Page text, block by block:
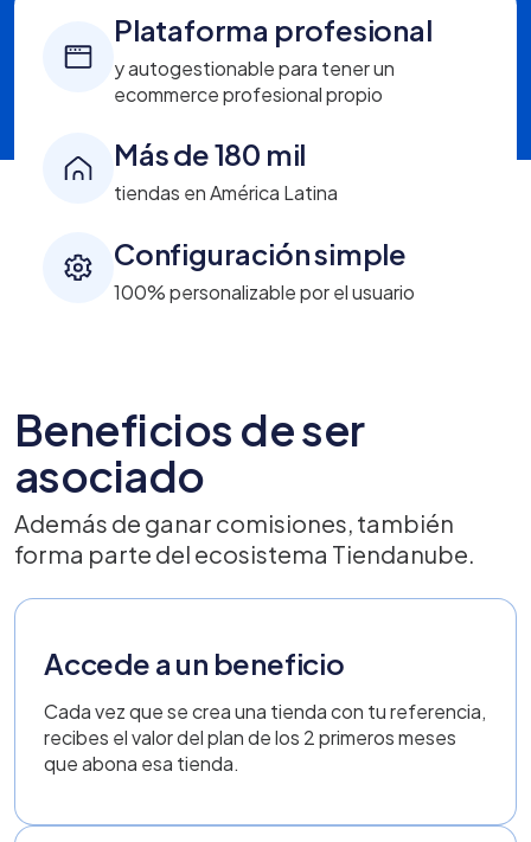
Plataforma profesional
y autogestionable para tener un
ecommerce profesional propio
Más de 180 mil
tiendas en América Latina
Configuración simple
100% personalizable por el usuario
Beneficios de ser
asociado
Además de ganar comisiones, también
forma parte del ecosistema Tiendanube.
Accede a un beneficio
Cada vez que se crea una tienda con tu referencia,
recibes el valor del plan de los 2 primeros meses
que abona esa tienda.